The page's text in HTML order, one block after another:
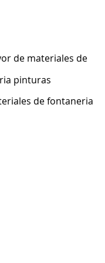
de materiales de
pinturas
de fontaneria